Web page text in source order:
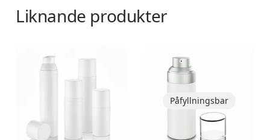
Liknande produkter
Påfyllningsbar